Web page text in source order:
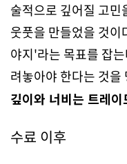
술적으로 깊어질 고민
웃풋을 만들었을 것
야지'라는 목표를 잡
려놓아야 한다는 것
깊이와 너비는 트레이
수료 이후